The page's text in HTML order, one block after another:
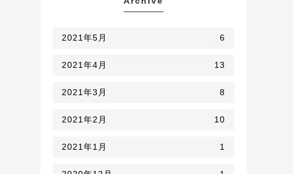
2021年5月 6
2021年4月 13
2021年3月 8
2021年2月 10
2021年1月 1